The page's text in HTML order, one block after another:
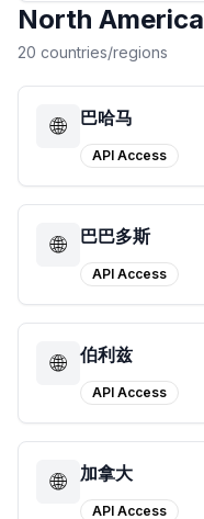
North America
20 countries/regions
🌐 巴哈马
API Access
🌐 巴巴多斯
API Access
🌐 伯利兹
API Access
🌐 加拿大
API Access